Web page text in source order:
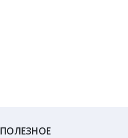
ПОЛЕЗНОЕ